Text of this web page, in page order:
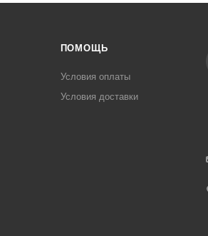
ПОМОЩЬ
Условия оплаты
Условия доставки